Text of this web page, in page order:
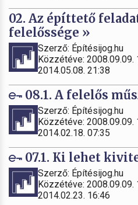
02. Az építtető
felelőssége »
Szerző: Építésijog.hu
Közzétéve:
2014.05.08. 21:38
08.1. A felelős
Szerző: Építésijog.hu
Közzétéve:
2014.02.18. 07:35
07.1. Ki lehet
Szerző: Építésijog.hu
Közzétéve:
2014.02.23. 16:46